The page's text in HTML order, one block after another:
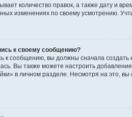
количество правок, а также дату и
изменениях по своему усмотрению.
к своему сообщению?
к сообщению, вы должны сначала
Вы также можете настроить
в личном разделе. Несмотря на это,